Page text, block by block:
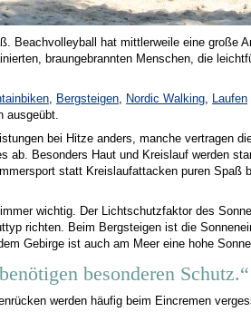
Beachvolleyball hat mittlerweile eine große
braungebrannten Menschen, die
, Bergsteigen, Nordic Walking, Laufen
ausgeübt.
bei Hitze anders, manche vertragen
ab. Besonders Haut und Kreislauf werden
statt Kreislaufattacken puren Spaß
wichtig. Der Lichtschutzfaktor des
richten. Beim Bergsteigen ist die
Gebirge ist auch am Meer eine hohe
besonderen Schutz.“
werden häufig beim Eincremen